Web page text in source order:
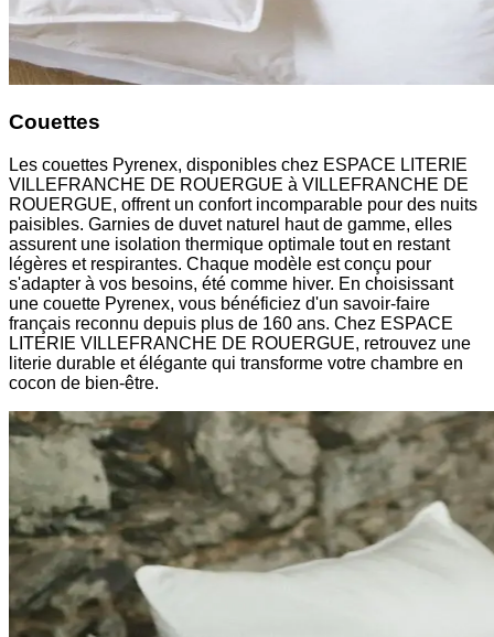
Couettes
Les couettes Pyrenex, disponibles chez ESPACE LITERIE
VILLEFRANCHE DE ROUERGUE à VILLEFRANCHE DE
ROUERGUE, offrent un confort incomparable pour des nuits
paisibles. Garnies de duvet naturel haut de gamme, elles
assurent une isolation thermique optimale tout en restant
légères et respirantes. Chaque modèle est conçu pour
s'adapter à vos besoins, été comme hiver. En choisissant
une couette Pyrenex, vous bénéficiez d'un savoir-faire
français reconnu depuis plus de 160 ans. Chez ESPACE
LITERIE VILLEFRANCHE DE ROUERGUE, retrouvez une
literie durable et élégante qui transforme votre chambre en
cocon de bien-être.